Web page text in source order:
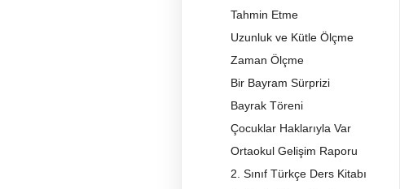
Tahmin Etme
Uzunluk ve Kütle Ölçme
Zaman Ölçme
Bir Bayram Sürprizi
Bayrak Töreni
Çocuklar Haklarıyla Var
Ortaokul Gelişim Raporu
2. Sınıf Türkçe Ders Kitabı